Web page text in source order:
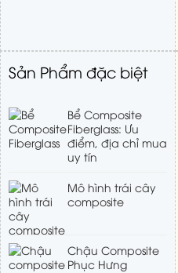
Sản Phẩm đặc biệt
Bể Composite
Fiberglass: Ưu
điểm, địa chỉ mua
uy tín
Mô hình trái cây
composite
Chậu Composite
Phục Hưng